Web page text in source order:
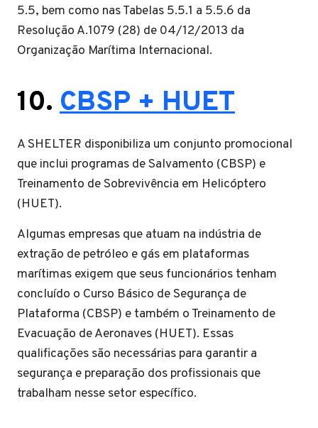
5.5, bem como nas Tabelas 5.5.1 a 5.5.6 da
Resolução A.1079 (28) de 04/12/2013 da
Organização Marítima Internacional.
10. CBSP + HUET
A SHELTER disponibiliza um conjunto promocional
que inclui programas de Salvamento (CBSP) e
Treinamento de Sobrevivência em Helicóptero
(HUET).
Algumas empresas que atuam na indústria de
extração de petróleo e gás em plataformas
marítimas exigem que seus funcionários tenham
concluído o Curso Básico de Segurança de
Plataforma (CBSP) e também o Treinamento de
Evacuação de Aeronaves (HUET). Essas
qualificações são necessárias para garantir a
segurança e preparação dos profissionais que
trabalham nesse setor específico.